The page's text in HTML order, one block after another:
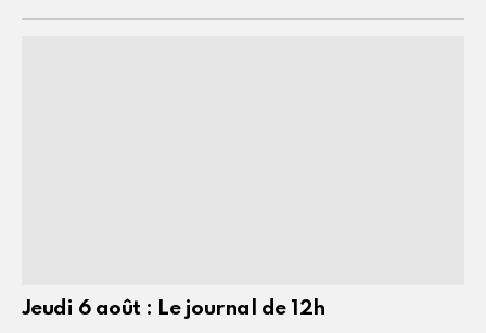
Jeudi 6 août : Le journal de 12h